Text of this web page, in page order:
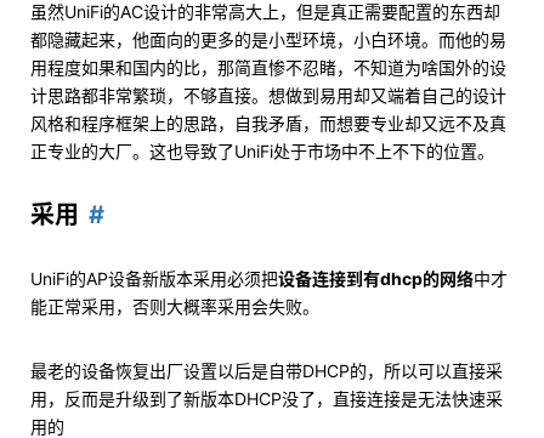
虽然UniFi的AC设计的非常高大上，但是真正需要配置的东西却
都隐藏起来，他面向的更多的是小型环境，小白环境。而他的易
用程度如果和国内的比，那简直惨不忍睹，不知道为啥国外的设
计思路都非常繁琐，不够直接。想做到易用却又端着自己的设计
风格和程序框架上的思路，自我矛盾，而想要专业却又远不及真
正专业的大厂。这也导致了UniFi处于市场中不上不下的位置。
采用
UniFi的AP设备新版本采用必须把设备连接到有dhcp的网络中才
能正常采用，否则大概率采用会失败。
最老的设备恢复出厂设置以后是自带DHCP的，所以可以直接采
用，反而是升级到了新版本DHCP没了，直接连接是无法快速采
用的